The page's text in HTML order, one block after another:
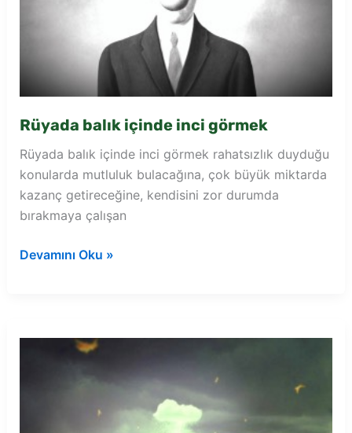
Rüyada balık içinde inci görmek
Rüyada balık içinde inci görmek rahatsızlık duyduğu
konularda mutluluk bulacağına, çok büyük miktarda
kazanç getireceğine, kendisini zor durumda
bırakmaya çalışan
Rüyada
görmek
Devamını Oku »